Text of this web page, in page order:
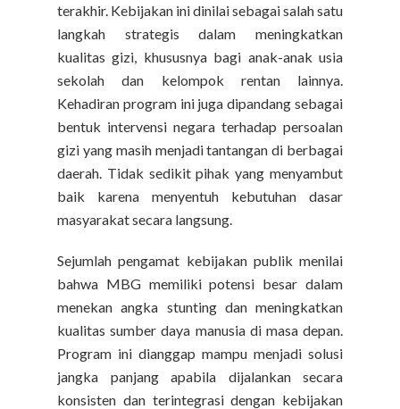
terakhir. Kebijakan ini dinilai sebagai salah satu
langkah strategis dalam meningkatkan
kualitas gizi, khususnya bagi anak-anak usia
sekolah dan kelompok rentan lainnya.
Kehadiran program ini juga dipandang sebagai
bentuk intervensi negara terhadap persoalan
gizi yang masih menjadi tantangan di berbagai
daerah. Tidak sedikit pihak yang menyambut
baik karena menyentuh kebutuhan dasar
masyarakat secara langsung.
Sejumlah pengamat kebijakan publik menilai
bahwa MBG memiliki potensi besar dalam
menekan angka stunting dan meningkatkan
kualitas sumber daya manusia di masa depan.
Program ini dianggap mampu menjadi solusi
jangka panjang apabila dijalankan secara
konsisten dan terintegrasi dengan kebijakan